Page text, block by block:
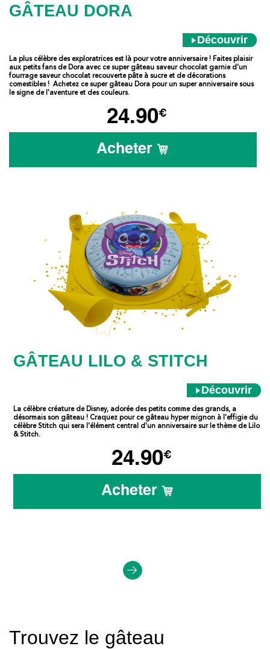
GÂTEAU DORA
Découvrir
La plus célèbre des exploratrices est là pour votre anniversaire ! Faites plaisir
aux petits fans de Dora avec ce super gâteau saveur chocolat garnie d'un
fourrage saveur chocolat recouverte pâte à sucre et de décorations
comestibles ! Achetez ce super gâteau Dora pour un super anniversaire sous
le signe de l'aventure et des couleurs.
24.90€
Acheter
GÂTEAU LILO & STITCH
Découvrir
La célèbre créature de Disney, adorée des petits comme des grands, a
désormais son gâteau ! Craquez pour ce gâteau hyper mignon à l'effigie du
célèbre Stitch qui sera l'élément central d'un anniversaire sur le thème de Lilo
& Stitch.
24.90€
Acheter
Trouvez le gâteau